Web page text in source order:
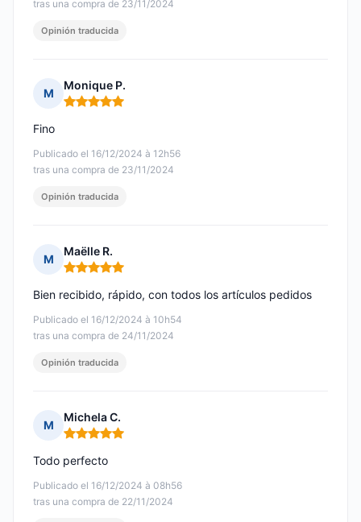
tras una compra de 23/11/2024
Opinión traducida
M
Monique P.
Nota: 5 de 5
Publicado el 16/12/2024 à 12h56
tras una compra de 23/11/2024
Fino
Opinión traducida
M
Maëlle R.
Nota: 5 de 5
Publicado el 16/12/2024 à 10h54
tras una compra de 24/11/2024
Bien recibido, rápido, con todos los artículos pedidos
Opinión traducida
M
Michela C.
Nota: 5 de 5
Publicado el 16/12/2024 à 08h56
tras una compra de 22/11/2024
Todo perfecto